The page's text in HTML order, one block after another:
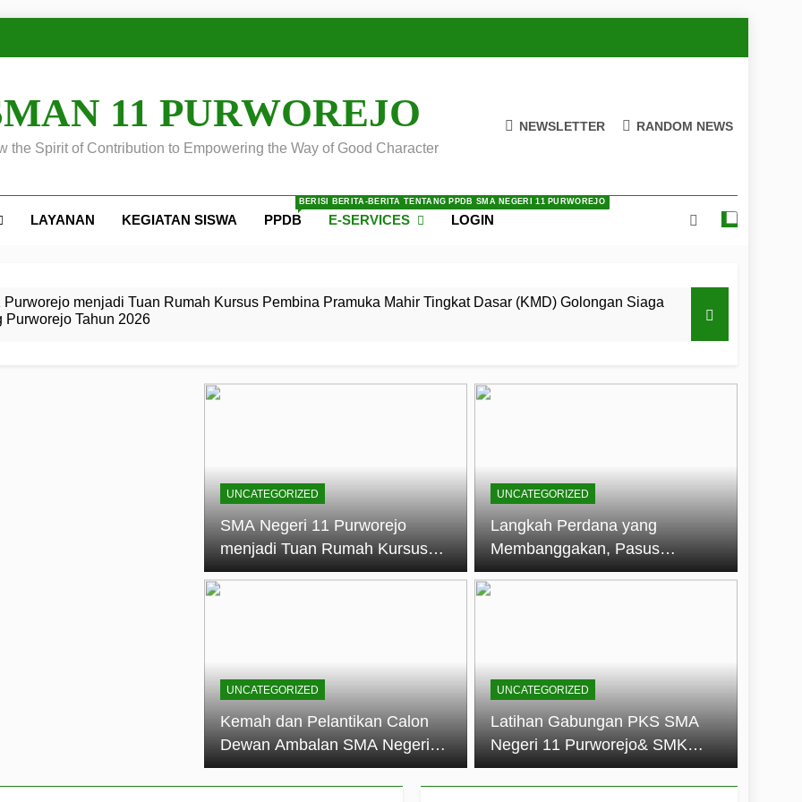
11 PURWOREJO
the Spirit of Contribution to Empowering the Way of Good Character
NEWSLETTER RANDOM NEWS
LAYANAN KEGIATAN SISWA PPDB
BERISI BERITA-BERITA TENTANG PPDB SMA NEGERI 11 PURWOREJO
E-SERVICES LOGIN
Purworejo menjadi Tuan Rumah Kursus Pembina Pramuka Mahir Tingkat Dasar (KMD) Golongan Siaga
Purworejo Tahun 2026
Calon Dewan Ambalan SMA Negeri 11 Purworejo: Membentuk Jiwa Kepemimpinan, Disiplin,
11 Purworejo Sukses Gelar LPBB Jatayudha Open 2 Tahun 2026
Tingkat
Gugus Depan
di LKBB
oleh Pasukan Khusus
11
Negeri 11 Purworejo
menjadi lokasi pelaksanaan
UNCATEGORIZED
SMA Negeri 11 Purworejo
menjadi Tuan Rumah Kursus
Pembina Pramuka Mahir
UNCATEGORIZED
Langkah Perdana yang
Membanggakan, Pasus
Jatayudha Ukir Prestasi di
UNCATEGORIZED
Kemah dan Pelantikan Calon
Dewan Ambalan SMA Negeri
11 Purworejo: Membentuk Jiwa
Kepemimpinan, Disiplin, dan
UNCATEGORIZED
Latihan Gabungan PKS SMA
Negeri 11 Purworejo& SMK
Negeri 6 Purworejo:
Membangun Disiplin,